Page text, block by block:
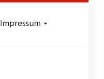
Impressum